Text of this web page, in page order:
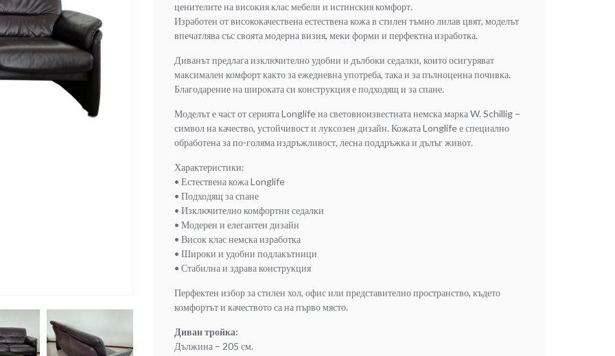
ценителите на високия клас мебели и истинския комфорт.
Изработен от висококачествена естествена кожа в стилен тъмно лилав цвят, моделът
впечатлява със своята модерна визия, меки форми и перфектна изработка.
Диванът предлага изключително удобни и дълбоки седалки, които осигуряват
максимален комфорт както за ежедневна употреба, така и за пълноценна почивка.
Благодарение на широката си конструкция е подходящ и за спане.
Моделът е част от серията Longlife на световноизвестната немска марка W. Schillig –
символ на качество, устойчивост и луксозен дизайн. Кожата Longlife е специално
обработена за по-голяма издръжливост, лесна поддръжка и дълъг живот.
Характеристики:
• Естествена кожа Longlife
• Подходящ за спане
• Изключително комфортни седалки
• Модерен и елегантен дизайн
• Висок клас немска изработка
• Широки и удобни подлакътници
• Стабилна и здрава конструкция
Перфектен избор за стилен хол, офис или представително пространство, където
комфортът и качеството са на първо място.
Диван тройка:
Дължина – 205 см.